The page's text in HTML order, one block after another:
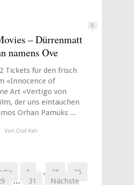
0
– Dürrenmatt
namens Ove
Tickets für den frisch
«Innocence of
Art «Vertigo von
der uns eintauchen
Orhan Pamuks ...
Von Olaf Kah
1 … 25
26
… 31
Nächste